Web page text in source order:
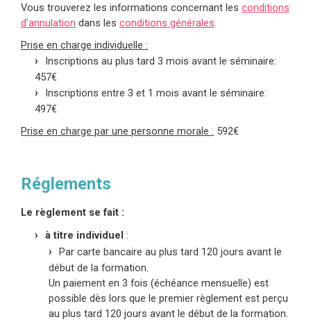
Vous trouverez les informations concernant les conditions
d’annulation dans les conditions générales.
Prise en charge individuelle :
Inscriptions au plus tard 3 mois avant le séminaire:
457€
Inscriptions entre 3 et 1 mois avant le séminaire:
497€
Prise en charge par une personne morale : 592€
Réglements
Le règlement se fait :
à titre individuel :
Par carte bancaire au plus tard 120 jours avant le
début de la formation.
Un paiement en 3 fois (échéance mensuelle) est
possible dès lors que le premier règlement est perçu
au plus tard 120 jours avant le début de la formation.